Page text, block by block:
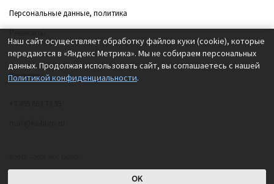
Персональные данные, политика
Контакты
Наш сайт осуществляет обработку файлов куки (cookie), которые
передаются в «Яндекс Метрика». Мы не собираем персональных
данных. Продолжая использовать сайт, вы соглашаетесь с нашей
Политикой конфиденциальности.
OK